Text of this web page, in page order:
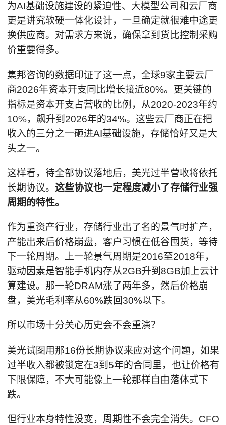
为AI基础设施建设的紧迫性、大模型公司和云厂商
更是讲究软硬一体化设计，一旦确定就很难中途更
换供应商。对需求方来说，确保拿到货比控制采购
价重要得多。
集邦咨询的数据印证了这一点，全球9家主要云厂
商2026年资本开支同比增长接近80%。更关键的
指标是资本开支占营收的比例，从2020-2023年约
10%，飙升到2026年的34%。这些云厂商正在把
收入的三分之一砸进AI基础设施，存储恰好又是大
头之一。
这样看，待全部协议落地后，美光过半营收将依托
长期协议。 这些协议也一定程度减小了存储行业强
周期的特性。
作为重资产行业，存储行业出了名的景气时扩产，
产能出来后价格崩盘，客户习惯在低谷囤货，等待
下一轮周期。上一轮景气周期是2016至2018年，
驱动因素是智能手机内存从2GB升到8GB加上云计
算建设。那一轮DRAM涨了两年多，然后价格崩
盘，美光毛利率从60%跌回30%以下。
所以市场十分关心历史会不会重演？
美光试图用那16份长期协议来应对这个问题，如果
过半收入都被锁定在3到5年的合同里，也让价格有
下限保障，不大可能像上一轮那样自由落体式下
跌。
但行业本身特性没变，周期性不会完全消失。CFO